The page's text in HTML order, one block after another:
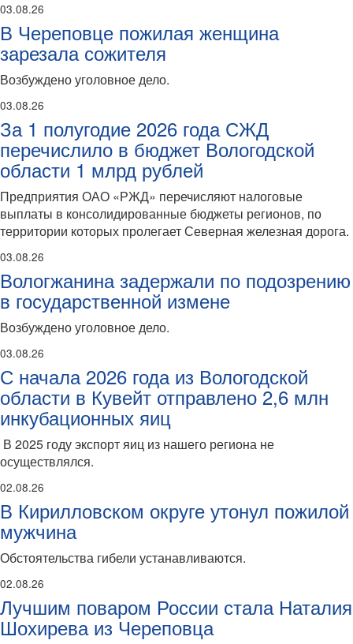
03.08.26
В Череповце пожилая женщина
зарезала сожителя
Возбуждено уголовное дело.
03.08.26
За 1 полугодие 2026 года СЖД
перечислило в бюджет Вологодской
области 1 млрд рублей
Предприятия ОАО «РЖД» перечисляют налоговые
выплаты в консолидированные бюджеты регионов, по
территории которых пролегает Северная железная дорога.
03.08.26
Вологжанина задержали по подозрению
в государственной измене
Возбуждено уголовное дело.
03.08.26
С начала 2026 года из Вологодской
области в Кувейт отправлено 2,6 млн
инкубационных яиц
В 2025 году экспорт яиц из нашего региона не
осуществлялся.
02.08.26
В Кирилловском округе утонул пожилой
мужчина
Обстоятельства гибели устанавливаются.
02.08.26
Лучшим поваром России стала Наталия
Шохирева из Череповца